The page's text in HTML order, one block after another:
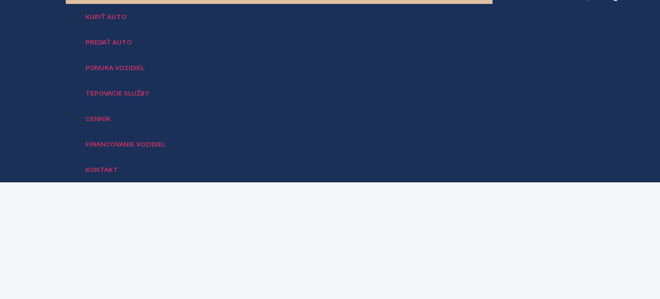
KÚPIŤ AUTO
PREDAŤ AUTO
PONUKA VOZIDIEL
TEPOVACIE SLUŽBY
CENNÍK
FINANCOVANIE VOZIDIEL
KONTAKT